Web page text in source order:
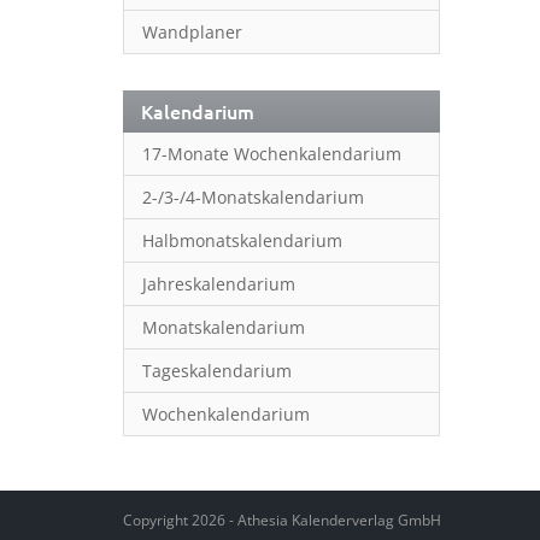
Wandplaner
Kalendarium
17-Monate Wochenkalendarium
2-/3-/4-Monatskalendarium
Halbmonatskalendarium
Jahreskalendarium
Monatskalendarium
Tageskalendarium
Wochenkalendarium
Copyright 2026 - Athesia Kalenderverlag GmbH